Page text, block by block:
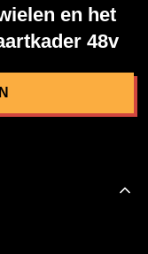
en het
48v